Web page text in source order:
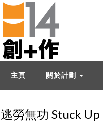
主頁 關於計劃
逃勞無功 Stuck Up